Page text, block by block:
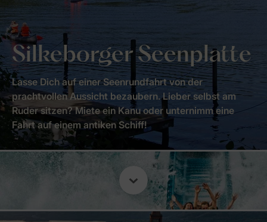
Silkeborger Seenplatte
Lasse Dich auf einer Seenrundfahrt von der
prachtvollen Aussicht bezaubern. Lieber selbst am
Ruder sitzen? Miete ein Kanu oder unternimm eine
Fahrt auf einem antiken Schiff!